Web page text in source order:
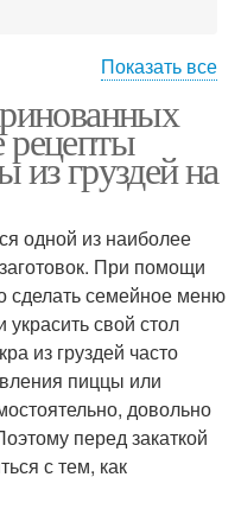
Показать все
из груздей на
одной из наиболее
При помощи
сделать семейное меню
свой стол
из груздей часто
пиццы или
довольно
перед закаткой
с тем, как